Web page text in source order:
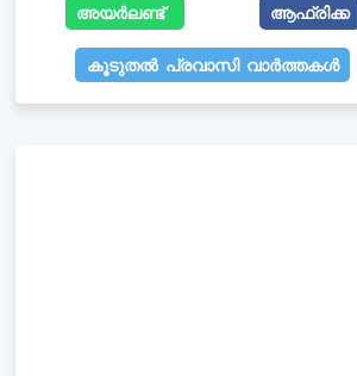
അയർലണ്ട് ആഫ്രിക്ക
കൂടുതൽ പ്രവാസി വാർത്തകൾ